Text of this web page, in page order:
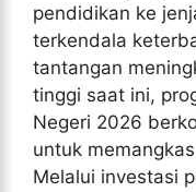
pendidikan ke
terkendala
tantangan
tinggi saat ini,
Negeri 2026
untuk
Melalui investasi